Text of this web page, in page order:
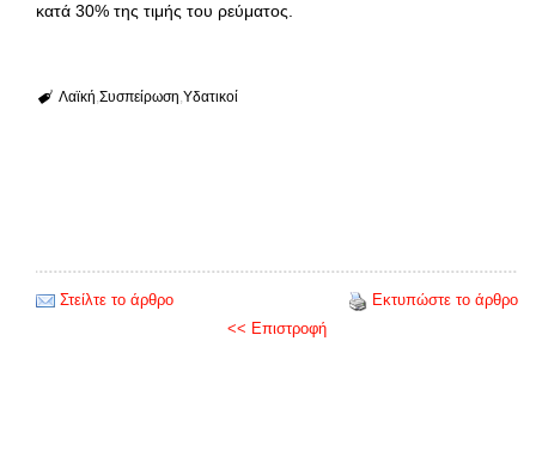
κατά 30% της τιμής του ρεύματος.
Λαϊκή Συσπείρωση Υδατικοί
Στείλτε το άρθρο
Εκτυπώστε το άρθρο
<< Επιστροφή